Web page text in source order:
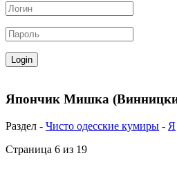
Япончик Мишка
Раздел - Чисто одесские кумиры - Я
Страница 6 из 19